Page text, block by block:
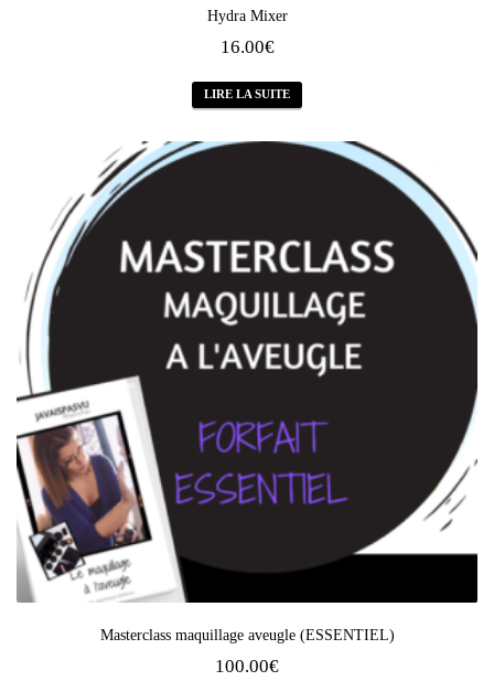
Hydra Mixer
16.00€
LIRE LA SUITE
Masterclass maquillage aveugle (ESSENTIEL)
100.00€